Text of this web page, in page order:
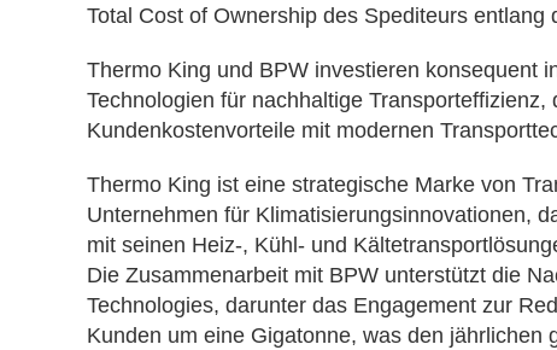
Total Cost of Ownership des Spediteurs
Thermo King und BPW investieren konsequent
Technologien für nachhaltige
Kundenkostenvorteile mit modernen
Thermo King ist eine strategische Marke von
Unternehmen für Klimatisierungsinnovationen,
mit seinen Heiz-, Kühl- und
Die Zusammenarbeit mit BPW unterstützt die
Technologies, darunter das Engagement zur
Kunden um eine Gigatonne, was den jährlichen